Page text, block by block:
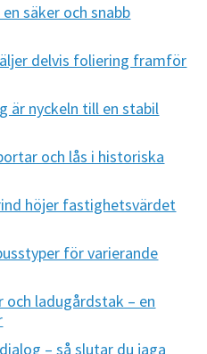
säker och snabb
delvis foliering framför
är nyckeln till en stabil
och lås i historiska
höjer fastighetsvärdet
för varierande
och ladugårdstak – en
– så slutar du jaga